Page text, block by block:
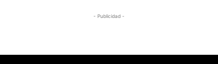
- Publicidad -